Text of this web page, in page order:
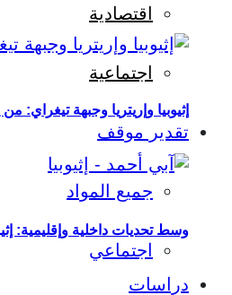
اقتصادية
اجتماعية
تقدير موقف
جميع المواد
اجتماعي
إثيوبيا وإريتريا وجبهة
وسط تحديات داخلية وإقليمية:
دراسات